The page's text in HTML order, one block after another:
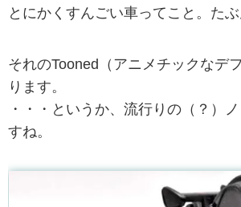
とにかくすんごい車ってこと。たぶ
それのTooned（アニメチックなデ
ります。
・・・というか、流行りの（？）
すね。